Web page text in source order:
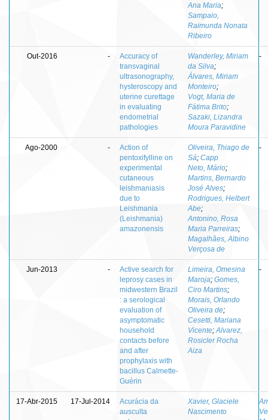
Ana Maria;
Sampaio,
Raimunda Nonata
Ribeiro
Out-2016 -
Accuracy of
transvaginal
ultrasonography,
hysteroscopy and
uterine curettage
in evaluating
endometrial
pathologies
Wanderley, Miriam
da Silva;
Álvares, Miriam
Monteiro;
Vogt, Maria de
Fátima Brito;
Sazaki, Lizandra
Moura Paravidine
-
Ago-2000 -
Action of
pentoxifylline on
experimental
cutaneous
leishmaniasis
due to
Leishmania
(Leishmania)
amazonensis
Oliveira, Thiago de
Sá; Capp
Neto, Mário;
Martins, Bernardo
José Alves;
Rodrigues, Helbert
Abe;
Antonino, Rosa
Maria Parreiras;
Magalhães, Albino
Verçosa de
-
Jun-2013 -
Active search for
leprosy cases in
midwestern Brazil
: a serological
evaluation of
asymptomatic
household
contacts before
and after
prophylaxis with
bacillus Calmette-
Guérin
Limeira, Omesina
Maroja; Gomes,
Ciro Martins;
Morais, Orlando
Oliveira de;
Cesetti, Mariana
Vicente; Alvarez,
Rosicler Rocha
Aiza
-
17-Abr-2015 17-Jul-2014
Acurácia da
ausculta
Xavier, Glaciele
Nascimento